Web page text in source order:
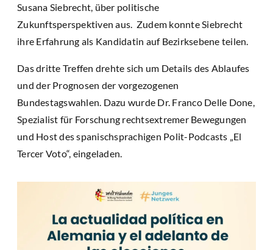
Susana Siebrecht, über politische
Zukunftsperspektiven aus. Zudem konnte Siebrecht
ihre Erfahrung als Kandidatin auf Bezirksebene teilen.
Das dritte Treffen drehte sich um Details des Ablaufes
und der Prognosen der vorgezogenen
Bundestagswahlen. Dazu wurde Dr. Franco Delle Done,
Spezialist für Forschung rechtsextremer Bewegungen
und Host des spanischsprachigen Polit-Podcasts „El
Tercer Voto“, eingeladen.